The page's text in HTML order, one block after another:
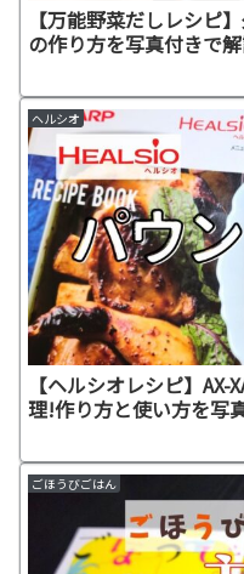
【万能野菜だしレシピ
の作り方を写真付きで
ヘルシオ
【ヘルシオレシピ】
理!作り方と使い方を写
ごほうびごはん